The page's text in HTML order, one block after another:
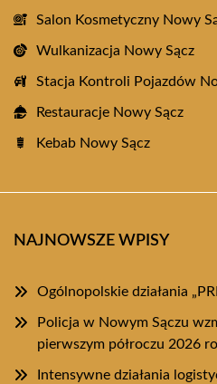
Salon Kosmetyczny Nowy
Wulkanizacja Nowy Sącz
Stacja Kontroli Pojazdów
Restauracje Nowy Sącz
Kebab Nowy Sącz
NAJNOWSZE WPISY
Ogólnopolskie działania
Policja w Nowym Sączu
pierwszym półroczu 2026
Intensywne działania